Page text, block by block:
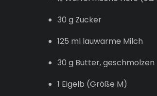
30 g Zucker
125 ml lauwarme Milch
30 g Butter, geschmolzen
1 Eigelb (Größe M)